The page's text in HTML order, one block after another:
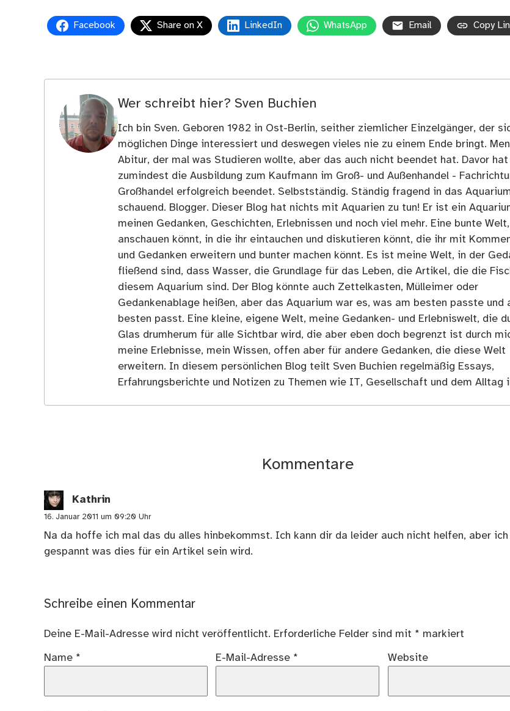
Facebook Share on X LinkedIn WhatsApp Email Copy
Wer schreibt hier? Sven Buchien
Ich bin Sven. Geboren 1982 in Ost-Berlin, seither ziemlicher Einzelgänger, der
möglichen Dinge interessiert und deswegen vieles nie zu einem Ende bringt.
Abitur, der mal was Studieren wollte, aber das auch nicht beendet hat. Davor
zumindest die Ausbildung zum Kaufmann im Groß- und Außenhandel -
Großhandel erfolgreich beendet. Selbstständig. Ständig fragend in das
schauend. Blogger. Dieser Blog hat nichts mit Aquarien zu tun! Er ist ein
meinen Gedanken, Geschichten, Erlebnissen und noch viel mehr. Eine bunte
anschauen könnt, in die ihr eintauchen und diskutieren könnt, die ihr mit
und Gedanken erweitern und bunter machen könnt. Es ist meine Welt, in der
fließend sind, dass Wasser, die Grundlage für das Leben, die Artikel, die die
diesem Aquarium sind. Der Blog könnte auch Zettelkasten, Mülleimer oder
Gedankenablage heißen, aber das Aquarium war es, was am besten passte und
besten passt. Eine kleine, eigene Welt, meine Gedanken- und Erlebniswelt, die
Glas drumherum für alle Sichtbar wird, die aber eben doch begrenzt ist durch
meine Erlebnisse, mein Wissen, offen aber für andere Gedanken, die diese Welt
erweitern. In diesem persönlichen Blog teilt Sven Buchien regelmäßig Essays,
Erfahrungsberichte und Notizen zu Themen wie IT, Gesellschaft und dem Alltag
Kommentare
Kathrin
16. Januar 2011 um 09:20 Uhr
Na da hoffe ich mal das du alles hinbekommst. Ich kann dir da leider auch nicht helfen, aber ich
gespannt was dies für ein Artikel sein wird.
Schreibe einen Kommentar
Deine E-Mail-Adresse wird nicht veröffentlicht. Erforderliche Felder sind mit * markiert
Name * E-Mail-Adresse * Website